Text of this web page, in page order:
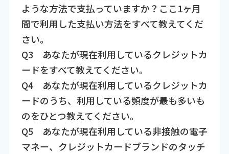
ような方法で支払っていますか？ここ1ヶ月
間で利用した支払い方法をすべて教えてくだ
さい。
Q3 あなたが現在利用しているクレジットカ
ードをすべて教えてください。
Q4 あなたが現在利用しているクレジットカ
ードのうち、利用している頻度が最も多いも
のをひとつ教えてください。
Q5 あなたが現在利用している非接触の電子
マネー、クレジットカードブランドのタッチ